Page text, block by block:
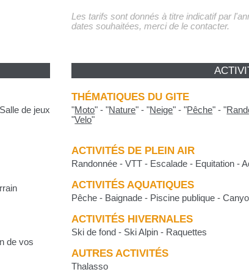
Les tarifs sont donnés à titre indicatif par
dates souhaitées, merci de le contacter.
de jeux
de vos
THÉMATIQUES DU GITE
"Moto" -"Nature" -"Neige" -"Pêche" -"
"Velo"
ACTIVITÉS DE PLEIN AIR
Randonnée - VTT - Escalade - Equitation -
ACTIVITÉS AQUATIQUES
Pêche - Baignade - Piscine publique -
ACTIVITÉS HIVERNALES
Ski de fond - Ski Alpin - Raquettes
AUTRES ACTIVITÉS
Thalasso